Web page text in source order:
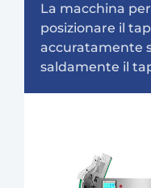
La macchina
posizionare il
accuratamente
saldamente il